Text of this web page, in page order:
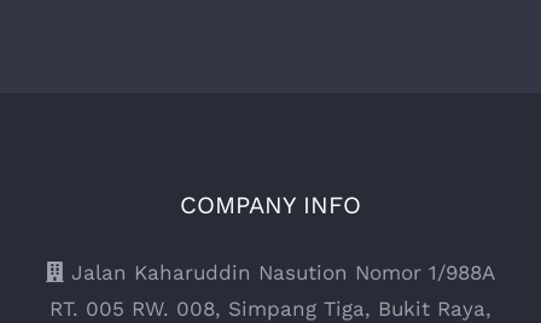
COMPANY INFO
Jalan Kaharuddin Nasution Nomor 1/988A
RT. 005 RW. 008, Simpang Tiga, Bukit Raya,